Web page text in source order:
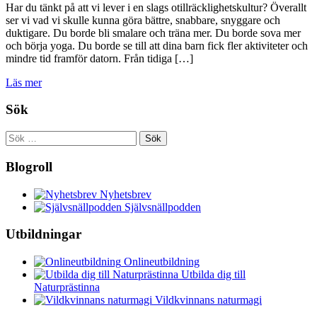
Har du tänkt på att vi lever i en slags otillräcklighetskultur? Överallt
ser vi vad vi skulle kunna göra bättre, snabbare, snyggare och
duktigare. Du borde bli smalare och träna mer. Du borde sova mer
och börja yoga. Du borde se till att dina barn fick fler aktiviteter och
mindre tid framför datorn. Från tidiga […]
Läs mer
Sök
Sök
efter:
Blogroll
Nyhetsbrev
Självsnällpodden
Utbildningar
Onlineutbildning
Utbilda dig till
Naturprästinna
Vildkvinnans naturmagi